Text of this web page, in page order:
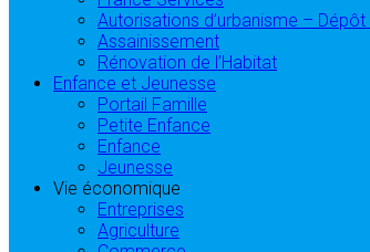
Autorisations d’urbanisme – Dépôt
Assainissement
Rénovation de l’Habitat
Enfance et Jeunesse
Portail Famille
Petite Enfance
Enfance
Jeunesse
Vie économique
Entreprises
Agriculture